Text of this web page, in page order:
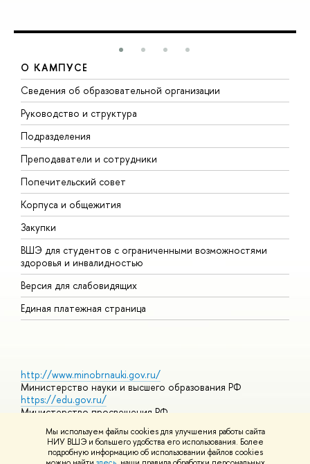
Мы используем файлы cookies для улучшения работы сайта
НИУ ВШЭ и большего удобства его использования. Более
подробную информацию об использовании файлов cookies
О КАМПУСЕ
Сведения об образовательной организации
Руководство и структура
Подразделения
Преподаватели и сотрудники
Попечительский совет
Корпуса и общежития
Закупки
ВШЭ для студентов с ограниченными возможностями
здоровья и инвалидностью
Версия для слабовидящих
Единая платежная страница
http://www.minobrnauki.gov.ru/
Министерство науки и высшего образования РФ
https://edu.gov.ru/
Министерство просвещения РФ
https://elearning.hse.ru/mooc
Массовые открытые онлайн-курсы